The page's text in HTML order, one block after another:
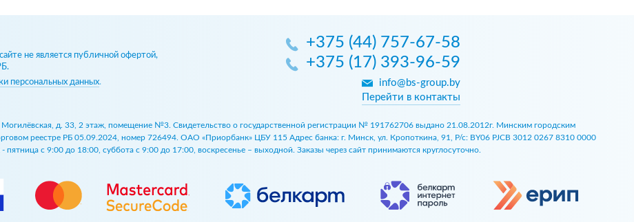
не является публичной офертой,
персональных данных.
+375 (44) 757-67-58
+375 (17) 393-96-59
info@bs-group.by
Перейти в контакты
д. 33, 2 этаж, помещение №3. Свидетельство о государственной регистрации № 191762706 выдано 21.08.2012г. Минским городским
реестре РБ 05.09.2024, номер 726494. ОАО «Приорбанк» ЦБУ 115 Адрес банка: г. Минск, ул. Кропоткина, 91, Р/с: BY06 PJCB 3012 0267 8310 0000
с 9:00 до 18:00, суббота с 9:00 до 17:00, воскресенье – выходной. Заказы через сайт принимаются круглосуточно.